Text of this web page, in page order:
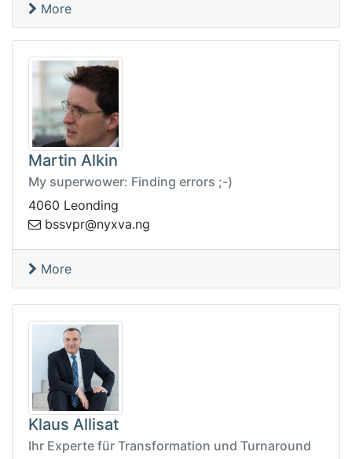
More
Martin Alkin
My superwower: Finding errors ;-)
4060 Leonding
gn
.avxyn@rpvssb
More
Klaus Allisat
Ihr Experte für Transformation und Turnaround